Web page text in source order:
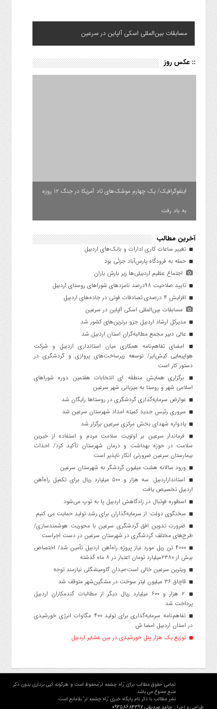
مسابقات بین‌المللی اسکی آلپاین در سرعین
:: عکس روز
اینفوگرافیک/ یک چهارم موشک‌های تاد آمریکا در جنگ ۱۲ روزه
به باد رفت
آخرین مطالب
تغییر ساعات کاری ادارات و بانک‌های اردبیل
حمله به فرودگاه پارس‌‌آباد جزئی بود
اجتماع عظیم اردبیلی‌ها زیر بارش باران
تایید صلاحیت ۹۸درصد نامزدهای شوراهای روستای اردبیل
افزایش ۴ درصدی تصادفات فوتی در جاده‌های اردبیل
مسابقات بین‌المللی اسکی آلپاین در سرعین
مدیرکل ارشاد اردبیل جزو برترین‌های کشور شد
عالی دبیر مجمع مطالبه‌گران استان اردبیل شد
امضای تفاهم‌نامه همکاری میان استانداری اردبیل و شرکت
هواپیمایی کیش‌ایر/ توسعه زیرساخت‌های پروازی و گردشگری در
دستور کار است
برگزاری همایش منطقه ای انتخابات هفتمین دوره شوراهای
اسلامی شهر و روستا به میزبانی شهر سرعین
عوارض سرمایه‌گذاری گردشگری در روستاها رایگان شد
سروری رئیس جدید کمیته امداد شهرستان سرعین شد
یادواره شهدای بخش مرکزی سرعین برگزار شد
فرماندار سرعین بر اولویت سلامت مردم و استفاده از خیرین
سلامت در حوزه بهداشت و درمان شهرستان تأکید کرد/ احداث
بیمارستان سرعین ضرورتی انکار ناپذیر است
ورود سالانه هشت میلیون گردشگر به شهرستان سرعین
استانداراردبیل: سه هزار و ۵۰۰ میلیارد ریال برای تکمیل راه‌آهن
اردبیل تخصیص یافت
اسطوره فوتبال در زادگاهش اردبیل پا به توپ می‌شود
سخنگوی دولت: از سرمایه‌گذاران برای رشد تولید حمایت می کنیم
ضرورت تدوین افق گردشگری سرعین با محوریت هوشمندسازی/
طرح‌های مختلف گردشگری در شهرستان سرعین در دست اجراست
۴۰۰۰ تن ریل مورد نیاز پروژه راه‌آهن اردبیل تأمین شد/ اختصاص
بیش از ۲۳۸۰میلیارد تومان اعتبار در ۸ ماه گذشته
ویترین سرعین خالی است؛میدان گاومیشگلی نیازمند توجه
قاچاق ۳۶ میلیون لیتر سوخت در مشگین‌شهر متوقف شد
۲ هزار و ۶۰۰‌ میلیارد ریال دیگر از مطالبات گندمکاران اردبیل
پرداخت شد
تفاهم‌نامه سرمایه‌گذاری برای تولید ۴۰۰ مگاوات انرژی خورشیدی
در استان اردبیل امضا ش
توزیع یک هزار پنل خورشیدی در بین عشایر اردبیل
تمامی حقوق مطالب برای "راه چشمه لر"محفوظ است و هرگونه کپی برداری بدون ذکر
منبع ممنوع می باشد.
نشر مطالب با ذکر نام پایگاه خبری "راه چشمه لر" بلامانع است.
طراحی و اجرا : حامد صدیقی 09358684397